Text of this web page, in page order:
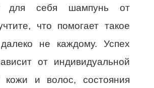
для себя шампунь от
что помогает такое
не каждому. Успех
от индивидуальной
кожи и волос, состояния